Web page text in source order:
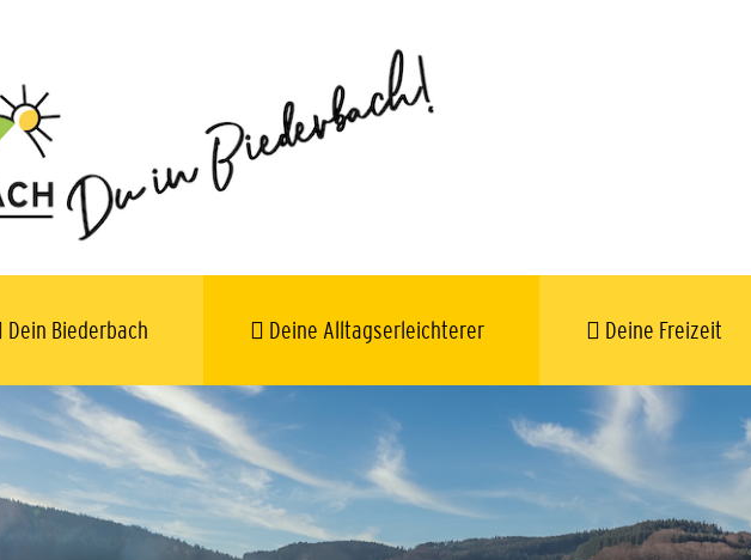
Dein Biederbach Deine Alltagserleichterer Deine Freizeit